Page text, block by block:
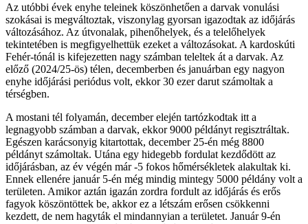
Az utóbbi évek enyhe teleinek köszönhetően a darvak vonulási
szokásai is megváltoztak, viszonylag gyorsan igazodtak az időjárás
változásához. Az útvonalak, pihenőhelyek, és a telelőhelyek
tekintetében is megfigyelhettük ezeket a változásokat. A kardoskúti
Fehér-tónál is kifejezetten nagy számban teleltek át a darvak. Az
előző (2024/25-ös) télen, decemberben és januárban egy nagyon
enyhe időjárási periódus volt, ekkor 30 ezer darut számoltak a
térségben.
A mostani tél folyamán, december elején tartózkodtak itt a
legnagyobb számban a darvak, ekkor 9000 példányt regisztráltak.
Egészen karácsonyig kitartottak, december 25-én még 8800
példányt számoltak. Utána egy hidegebb fordulat kezdődött az
időjárásban, az év végén már -5 fokos hőmérsékletek alakultak ki.
Ennek ellenére január 5-én még mindig mintegy 5000 példány volt a
területen. Amikor aztán igazán zordra fordult az időjárás és erős
fagyok köszöntöttek be, akkor ez a létszám erősen csökkenni
kezdett, de nem hagyták el mindannyian a területet. Január 9-én